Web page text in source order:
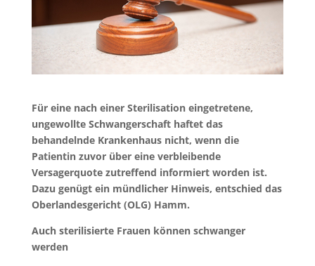
Für eine nach einer Sterilisation eingetretene,
ungewollte Schwangerschaft haftet das
behandelnde Krankenhaus nicht, wenn die
Patientin zuvor über eine verbleibende
Versagerquote zutreffend informiert worden ist.
Dazu genügt ein mündlicher Hinweis, entschied das
Oberlandesgericht (OLG) Hamm.
Auch sterilisierte Frauen können schwanger
werden